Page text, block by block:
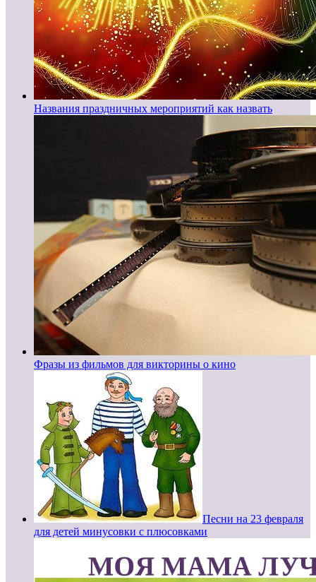
Названия праздничных мероприятий как назвать
Фразы из фильмов для викторины о кино
Песни на 23 февраля
для детей минусовки с плюсовками